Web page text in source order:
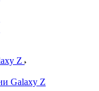
Z
Galaxy Z